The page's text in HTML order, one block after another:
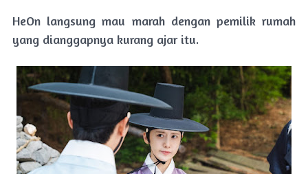
HeOn langsung mau marah dengan pemilik rumah
yang dianggapnya kurang ajar itu.